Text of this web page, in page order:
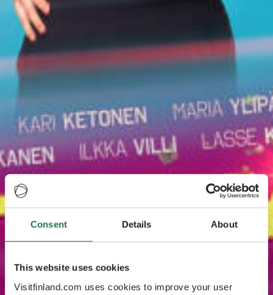
Consent Details About
This website uses cookies
Visitfinland.com uses cookies to improve your user